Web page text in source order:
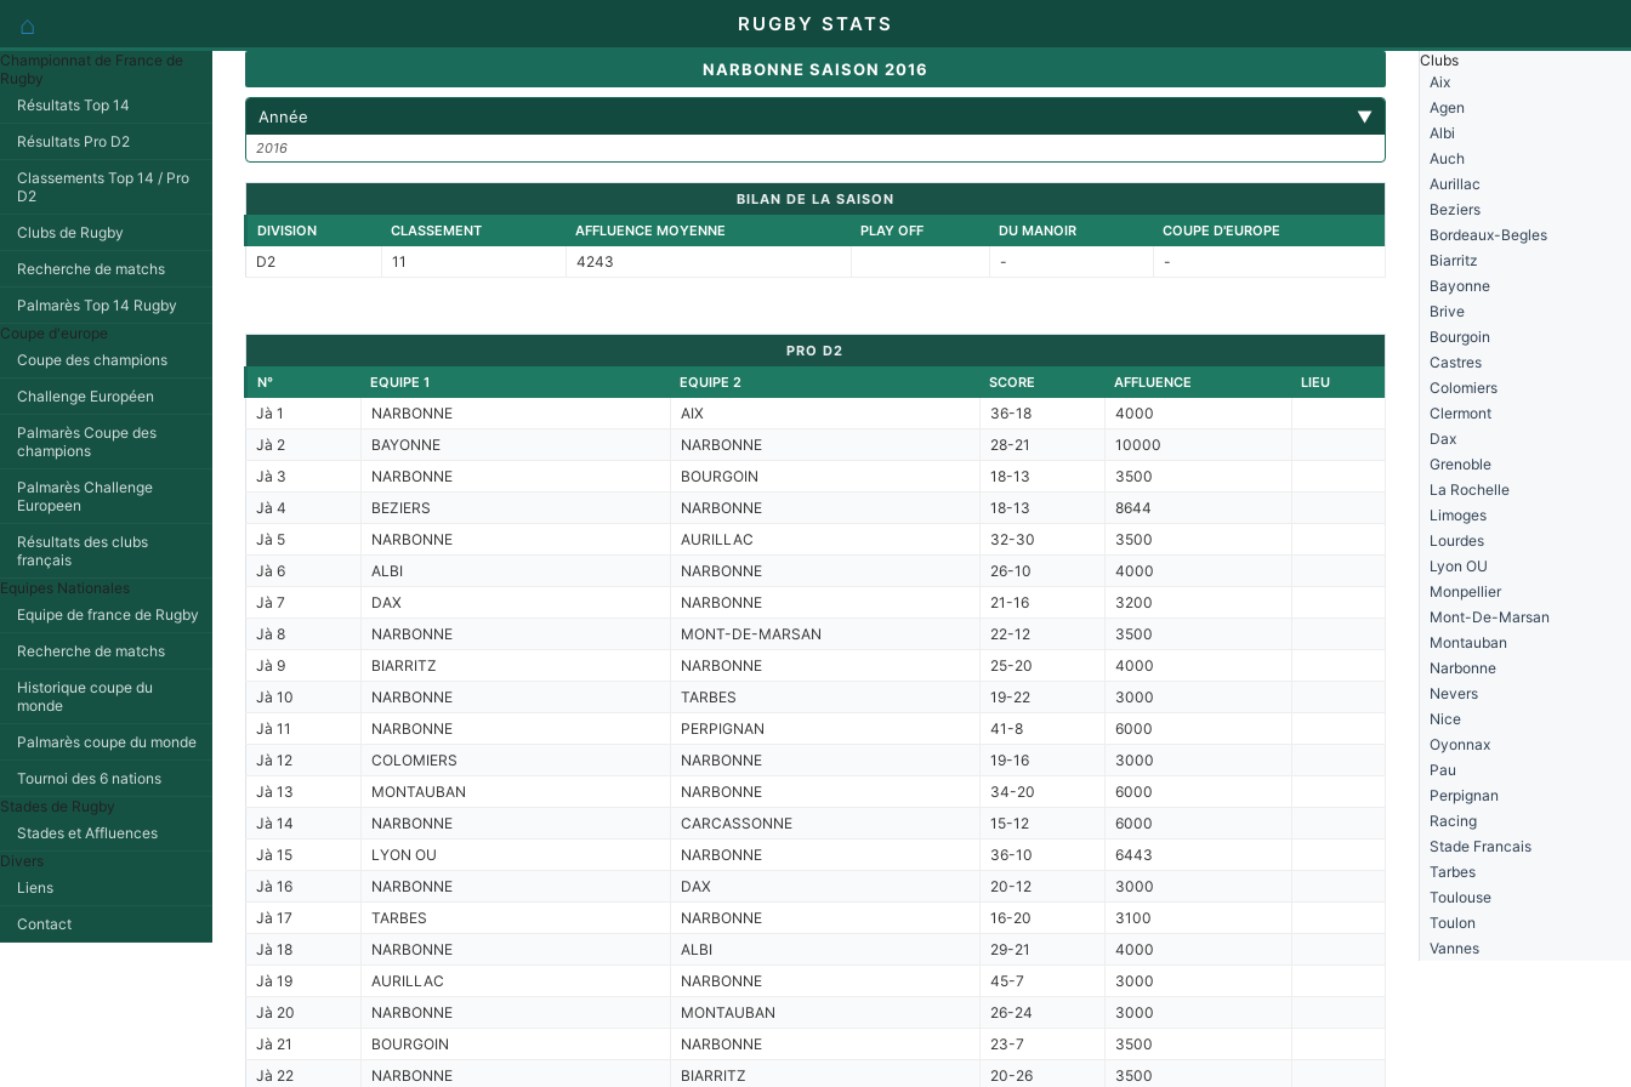
⌂ RUGBY STATS
Championnat de France de
Rugby
Résultats Top 14
Résultats Pro D2
Classements Top 14 / Pro
D2
Clubs de Rugby
Recherche de matchs
Palmarès Top 14 Rugby
Coupe d'europe
Coupe des champions
Challenge Européen
Palmarès Coupe des
champions
Palmarès Challenge
Europeen
Résultats des clubs
français
Equipes Nationales
Equipe de france de Rugby
Recherche de matchs
Historique coupe du
monde
Palmarès coupe du monde
Tournoi des 6 nations
Stades de Rugby
Stades et Affluences
Divers
Liens
Contact
NARBONNE SAISON 2016
Année ▼
2016
BILAN DE LA SAISON
DIVISION
CLASSEMENT AFFLUENCE MOYENNE PLAY OFF DU MANOIR COUPE D'EUROPE
D2 11 4243 - -
PRO D2
N°
EQUIPE 1 EQUIPE 2 SCORE AFFLUENCE LIEU
Jà 1 NARBONNE AIX 36-18
4000
Jà 2
BAYONNE NARBONNE 28-21
10000
Jà 3
NARBONNE BOURGOIN 18-13
3500
Jà 4
BEZIERS NARBONNE 18-13
8644
Jà 5
NARBONNE AURILLAC 32-30
3500
Jà 6
ALBI NARBONNE 26-10
4000
Jà 7
DAX NARBONNE 21-16
3200
Jà 8
NARBONNE MONT-DE-MARSAN 22-12
3500
Jà 9
BIARRITZ NARBONNE 25-20
4000
Jà 10
NARBONNE TARBES 19-22
3000
Jà 11
NARBONNE PERPIGNAN 41-8
6000
Jà 12
COLOMIERS NARBONNE 19-16
3000
Jà 13
MONTAUBAN NARBONNE 34-20
6000
Jà 14
NARBONNE CARCASSONNE 15-12
6000
Jà 15
LYON OU NARBONNE 36-10
6443
Jà 16
NARBONNE DAX 20-12
3000
Jà 17
TARBES NARBONNE 16-20
3100
Jà 18
NARBONNE ALBI 29-21
4000
Jà 19
AURILLAC NARBONNE 45-7
3000
Jà 20
NARBONNE MONTAUBAN 26-24
3000
Jà 21
BOURGOIN NARBONNE 23-7
3500
Jà 22
NARBONNE BIARRITZ 20-26 3500
Clubs
Aix
Agen
Albi
Auch
Aurillac
Beziers
Bordeaux-Begles
Biarritz
Bayonne
Brive
Bourgoin
Castres
Colomiers
Clermont
Dax
Grenoble
La Rochelle
Limoges
Lourdes
Lyon OU
Monpellier
Mont-De-Marsan
Montauban
Narbonne
Nevers
Nice
Oyonnax
Pau
Perpignan
Racing
Stade Francais
Tarbes
Toulouse
Toulon
Vannes